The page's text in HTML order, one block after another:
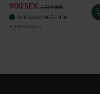
900 SEK 1 799 SEK
SKICKAS OMGÅENDE
FLER FÄRGER